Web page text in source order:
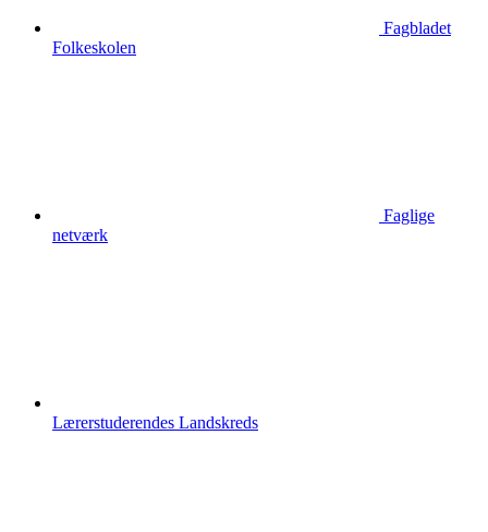
Fagbladet
Folkeskolen
Faglige
netværk
Lærerstuderendes Landskreds